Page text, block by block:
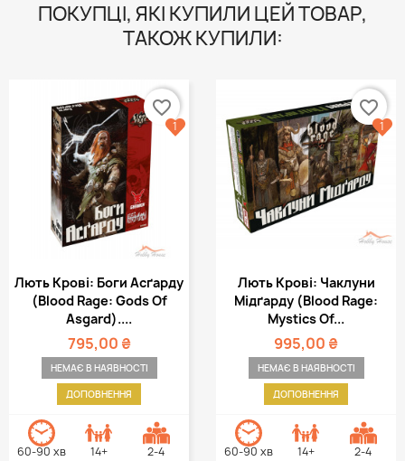
ПОКУПЦІ, ЯКІ КУПИЛИ ЦЕЙ ТОВАР,
ТАКОЖ КУПИЛИ:
Лють Крові: Боги Асґарду
(Blood Rage: Gods Of
Asgard)....
795,00 ₴
НЕМАЄ В НАЯВНОСТІ
ДОПОВНЕННЯ
60-90 хв 14+ 2-4
favorite_border
1
Лють Крові: Чаклуни
Мідґарду (Blood Rage:
Mystics Of...
995,00 ₴
НЕМАЄ В НАЯВНОСТІ
ДОПОВНЕННЯ
60-90 хв 14+ 2-4
favorite_border
1